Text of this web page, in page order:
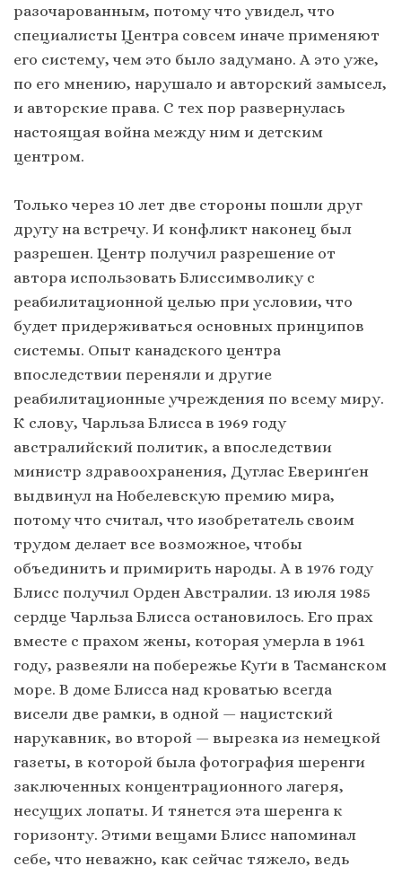
разочарованным, потому что увидел, что
специалисты Центра совсем иначе применяют
его систему, чем это было задумано. А это уже,
по его мнению, нарушало и авторский замысел,
и авторские права. С тех пор развернулась
настоящая война между ним и детским
центром.
Только через 10 лет две стороны пошли друг
другу на встречу. И конфликт наконец был
разрешен. Центр получил разрешение от
автора использовать Блиссимволику с
реабилитационной целью при условии, что
будет придерживаться основных принципов
системы. Опыт канадского центра
впоследствии переняли и другие
реабилитационные учреждения по всему миру.
К слову, Чарльза Блисса в 1969 году
австралийский политик, а впоследствии
министр здравоохранения, Дуглас Еверинґен
выдвинул на Нобелевскую премию мира,
потому что считал, что изобретатель своим
трудом делает все возможное, чтобы
объединить и примирить народы. А в 1976 году
Блисс получил Орден Австралии. 13 июля 1985
сердце Чарльза Блисса остановилось. Его прах
вместе с прахом жены, которая умерла в 1961
году, развеяли на побережье Куґи в Тасманском
море. В доме Блисса над кроватью всегда
висели две рамки, в одной — нацистский
нарукавник, во второй — вырезка из немецкой
газеты, в которой была фотография шеренги
заключенных концентрационного лагеря,
несущих лопаты. И тянется эта шеренга к
горизонту. Этими вещами Блисс напоминал
себе, что неважно, как сейчас тяжело, ведь